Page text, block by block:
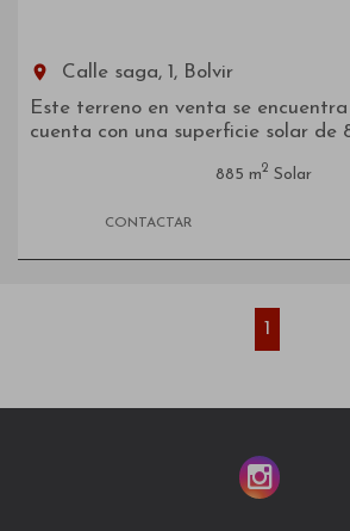
room
Calle saga, 1, Bolvir
Este terreno en venta se
cuenta con una superficie solar de
885 m2 Solar
CONTACTAR
1